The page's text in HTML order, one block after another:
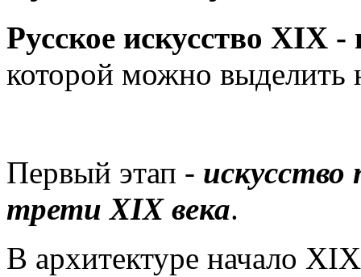
Русское искусство XIX
которой можно выделить
Первый этап - искусство
трети XIX века.
В архитектуре начало